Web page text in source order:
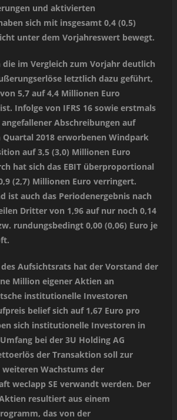
und aktivierten
sich mit insgesamt 0,4 (0,5)
unter dem Vorjahreswert bewegt.
die im Vergleich zum Vorjahr deutlich
letztlich dazu geführt,
5,7 auf 4,4 Millionen Euro
Infolge von IFRS 16 sowie erstmals
Abschreibungen auf
2018 erworbenen Windpark
auf 3,5 (3,0) Millionen Euro
hat sich das EBIT überproportional
(2,7) Millionen Euro verringert.
ist auch das Periodenergebnis nach
Dritter von 1,96 auf nur noch 0,14
rundungsbedingt 0,00 (0,06) Euro je
Aufsichtsrats hat der Vorstand der
Million eigener Aktien an
institutionelle Investoren
belief sich auf 1,67 Euro pro
sich institutionelle Investoren in
bei der 3U Holding AG
der Transaktion soll zur
weiteren Wachstums der
weclapp SE verwandt werden. Der
resultiert aus einem
das von der